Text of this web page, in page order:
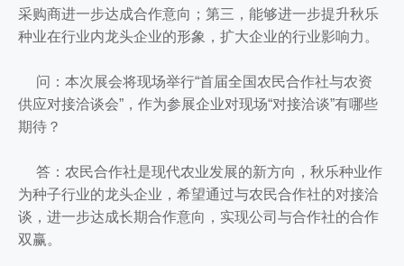
采购商进一步达成合作意向；第三，能够进一步提升秋乐
种业在行业内龙头企业的形象，扩大企业的行业影响力。
问：本次展会将现场举行“首届全国农民合作社与农资
供应对接洽谈会”，作为参展企业对现场“对接洽谈”有哪些
期待？
答：农民合作社是现代农业发展的新方向，秋乐种业作
为种子行业的龙头企业，希望通过与农民合作社的对接洽
谈，进一步达成长期合作意向，实现公司与合作社的合作
双赢。